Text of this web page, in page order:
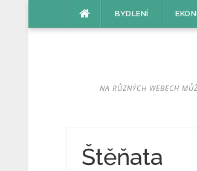
BYDLENÍ
NA RŮZNÝCH WEBECH
Štěňata